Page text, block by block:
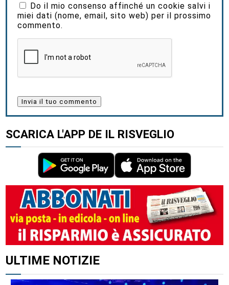
Do il mio consenso affinché un cookie salvi i
miei dati (nome, email, sito web) per il prossimo
commento.
SCARICA L'APP DE IL RISVEGLIO
ALTRI ARTICOLI DI QUESTO AUTORE